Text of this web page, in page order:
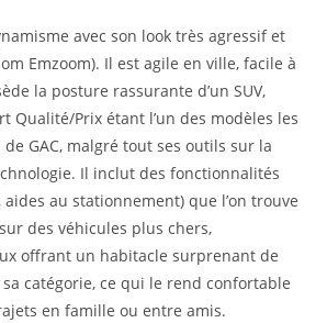
avec son look très agressif et
Emzoom). Il est agile en ville, facile à
la posture rassurante d’un SUV,
Qualité/Prix étant l’un des modèles les
GAC, malgré tout ses outils sur la
Il inclut des fonctionnalités
aides au stationnement) que l’on trouve
des véhicules plus chers,
offrant un habitacle surprenant de
catégorie, ce qui le rend confortable
en famille ou entre amis.